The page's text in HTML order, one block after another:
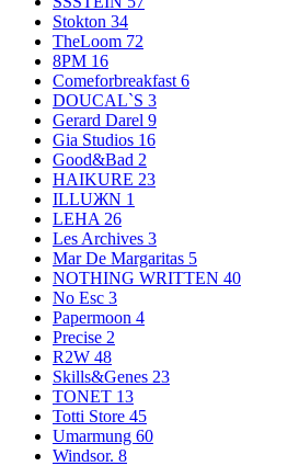
Stokton 34
TheLoom 72
8PM 16
Comeforbreakfast 6
DOUCAL`S 3
Gerard Darel 9
Gia Studios 16
Good&Bad 2
HAIKURE 23
ILLUЖN 1
LEHA 26
Les Archives 3
Mar De Margaritas 5
NOTHING WRITTEN 40
No Esc 3
Papermoon 4
Precise 2
R2W 48
Skills&Genes 23
TONET 13
Totti Store 45
Umarmung 60
Windsor. 8